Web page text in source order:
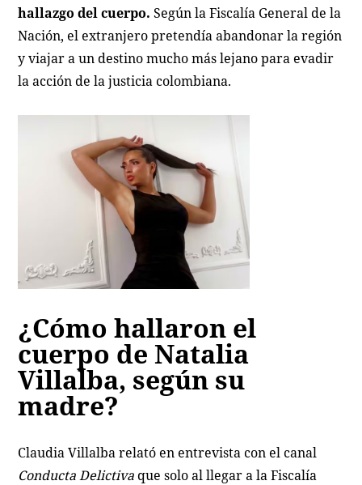
hallazgo del cuerpo. Según la Fiscalía General de la
Nación, el extranjero pretendía abandonar la región
y viajar a un destino mucho más lejano para evadir
la acción de la justicia colombiana.
¿Cómo hallaron el
cuerpo de Natalia
Villalba, según su
madre?
Claudia Villalba relató en entrevista con el canal
Conducta Delictivaque solo al llegar a la Fiscalía